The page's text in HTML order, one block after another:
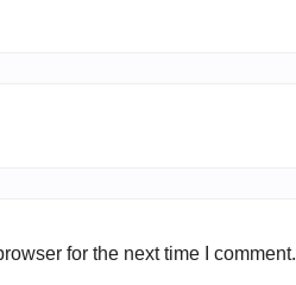
for the next time I comment.